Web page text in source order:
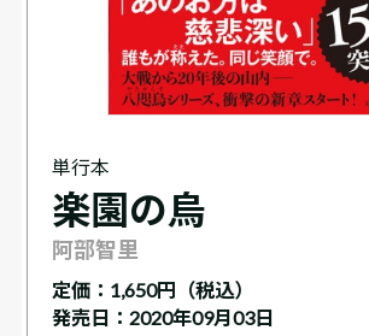
単行本
楽園の烏
阿部智里
定価： 1,650円（税込）
発売日：2020年09月03日